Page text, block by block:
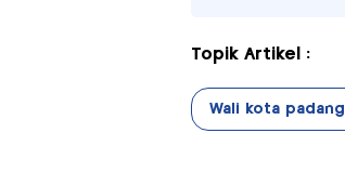
Topik Artikel :
Wali kota padang